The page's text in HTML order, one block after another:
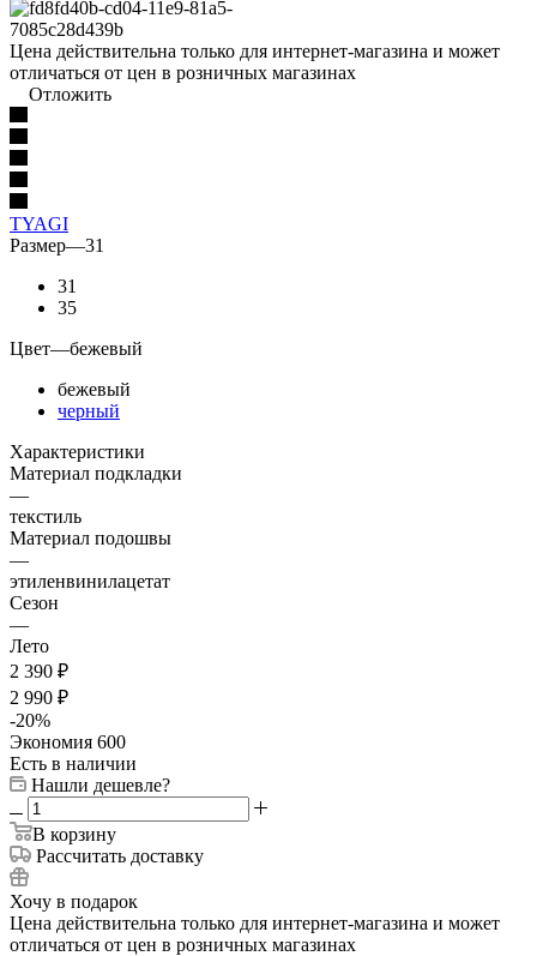
Цена действительна только для интернет-магазина и может
отличаться от цен в розничных магазинах
Отложить
TYAGI
Размер—31
31
35
Цвет—бежевый
бежевый
черный
Характеристики
Материал подкладки
—
текстиль
Материал подошвы
—
этиленвинилацетат
Сезон
—
Лето
2 390 ₽
2 990 ₽
-20%
Экономия 600
Есть в наличии
Нашли дешевле?
В корзину
Рассчитать доставку
Хочу в подарок
Цена действительна только для интернет-магазина и может
отличаться от цен в розничных магазинах